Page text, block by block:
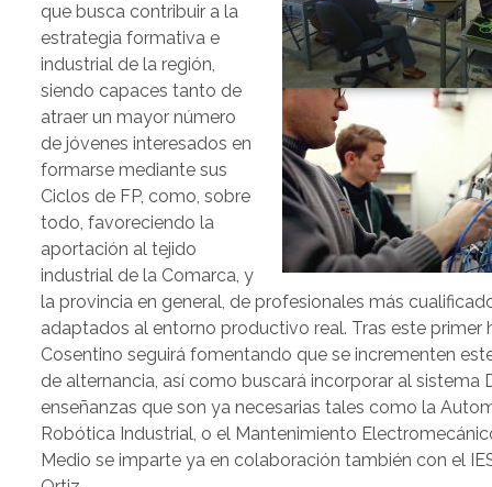
que busca contribuir a la
estrategia formativa e
industrial de la región,
siendo capaces tanto de
atraer un mayor número
de jóvenes interesados en
formarse mediante sus
Ciclos de FP, como, sobre
todo, favoreciendo la
aportación al tejido
industrial de la Comarca, y
la provincia en general, de profesionales más
adaptados al entorno productivo real. Tras este primer
Cosentino seguirá fomentando que se incrementen
de alternancia, así como buscará incorporar al sistema
enseñanzas que son ya necesarias tales como la
Robótica Industrial, o el Mantenimiento
Medio se imparte ya en colaboración también con el